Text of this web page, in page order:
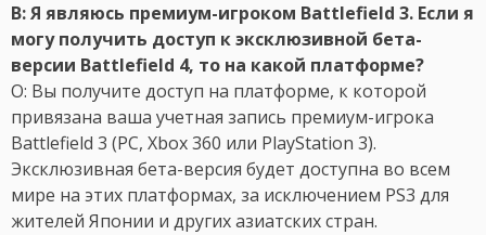
В: Я являюсь премиум-игроком Battlefield 3. Если я
могу получить доступ к эксклюзивной бета-
версии Battlefield 4, то на какой платформе?
О: Вы получите доступ на платформе, к которой
привязана ваша учетная запись премиум-игрока
Battlefield 3 (PC, Xbox 360 или PlayStation 3).
Эксклюзивная бета-версия будет доступна во всем
мире на этих платформах, за исключением PS3 для
жителей Японии и других азиатских стран.